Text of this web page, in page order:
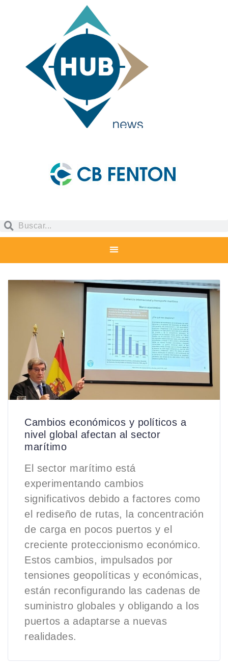
Cambios económicos y políticos a
nivel global afectan al sector
marítimo
El sector marítimo está
experimentando cambios
significativos debido a factores como
el rediseño de rutas, la concentración
de carga en pocos puertos y el
creciente proteccionismo económico.
Estos cambios, impulsados por
tensiones geopolíticas y económicas,
están reconfigurando las cadenas de
suministro globales y obligando a los
puertos a adaptarse a nuevas
realidades.